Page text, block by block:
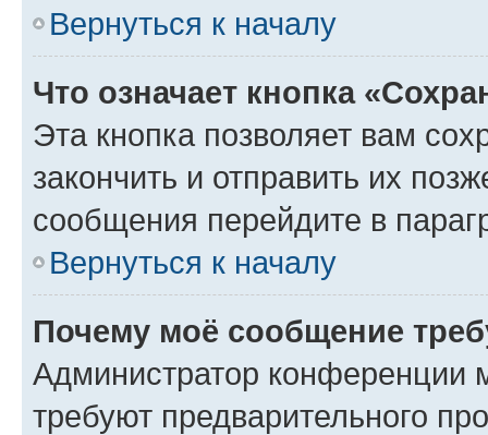
Вернуться к началу
Что означает кнопка
Эта кнопка позволяет вам
закончить и отправить их
сообщения перейдите в
Вернуться к началу
Почему моё сообщение
Администратор конференции
требуют предварительного